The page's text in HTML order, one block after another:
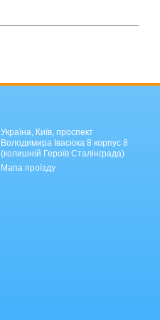
Україна, Київ, проспект
Володимира Івасюка 8 корпус 8
(колишній Героїв Сталінграда)
Мапа проїзду